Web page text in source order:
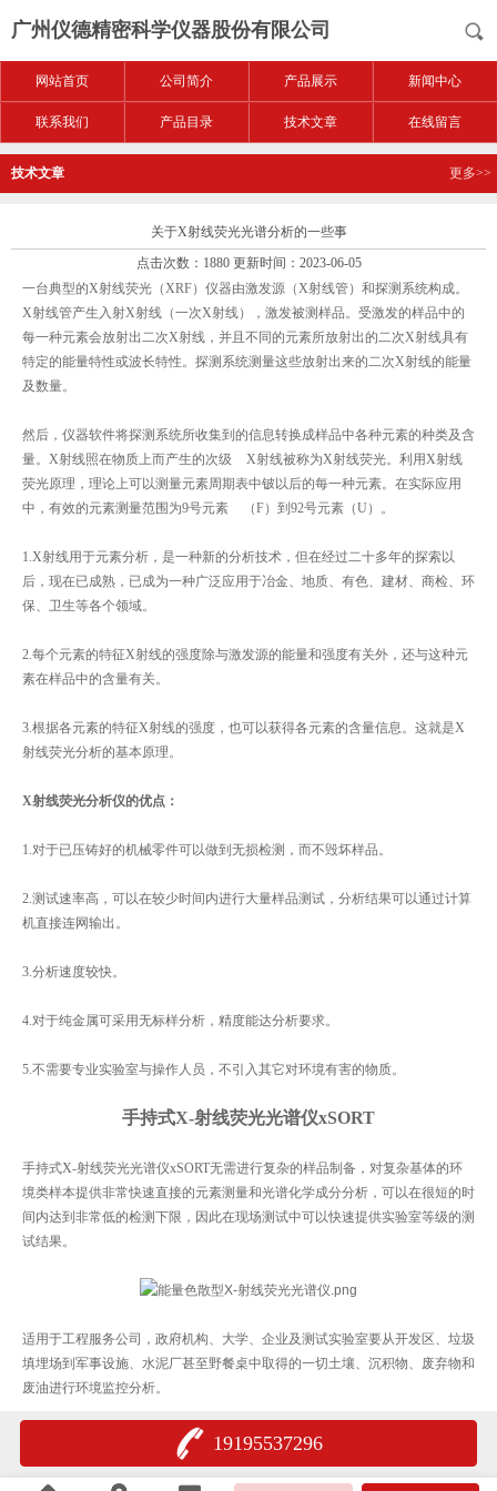
广州仪德精密科学仪器股份有限公司
网站首页 公司简介 产品展示 新闻中心
联系我们 产品目录 技术文章 在线留言
技术文章 更多>>
关于X射线荧光光谱分析的一些事
点击次数：1880 更新时间：2023-06-05
一台典型的X射线荧光（XRF）仪器由激发源（X射线管）和探测系统构成。
X射线管产生入射X射线（一次X射线），激发被测样品。受激发的样品中的
每一种元素会放射出二次X射线，并且不同的元素所放射出的二次X射线具有
特定的能量特性或波长特性。探测系统测量这些放射出来的二次X射线的能量
及数量。
然后，仪器软件将探测系统所收集到的信息转换成样品中各种元素的种类及含
量。X射线照在物质上而产生的次级 X射线被称为X射线荧光。利用X射线
荧光原理，理论上可以测量元素周期表中铍以后的每一种元素。在实际应用
中，有效的元素测量范围为9号元素 （F）到92号元素（U）。
1.X射线用于元素分析，是一种新的分析技术，但在经过二十多年的探索以
后，现在已成熟，已成为一种广泛应用于冶金、地质、有色、建材、商检、环
保、卫生等各个领域。
2.每个元素的特征X射线的强度除与激发源的能量和强度有关外，还与这种元
素在样品中的含量有关。
3.根据各元素的特征X射线的强度，也可以获得各元素的含量信息。这就是X
射线荧光分析的基本原理。
X射线荧光分析仪的优点：
1.对于已压铸好的机械零件可以做到无损检测，而不毁坏样品。
2.测试速率高，可以在较少时间内进行大量样品测试，分析结果可以通过计算
机直接连网输出。
3.分析速度较快。
4.对于纯金属可采用无标样分析，精度能达分析要求。
5.不需要专业实验室与操作人员，不引入其它对环境有害的物质。
手持式X-射线荧光光谱仪xSORT
手持式X-射线荧光光谱仪xSORT无需进行复杂的样品制备，对复杂基体的环
境类样本提供非常快速直接的元素测量和光谱化学成分分析，可以在很短的时
间内达到非常低的检测下限，因此在现场测试中可以快速提供实验室等级的测
试结果。
适用于工程服务公司，政府机构、大学、企业及测试实验室要从开发区、垃圾
填埋场到军事设施、水泥厂甚至野餐桌中取得的一切土壤、沉积物、废弃物和
废油进行环境监控分析。
19195537296